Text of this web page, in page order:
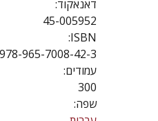
דאנאקוד:
45-005952
ISBN:
978-965-7008-42-3
עמודים:
300
שפה: